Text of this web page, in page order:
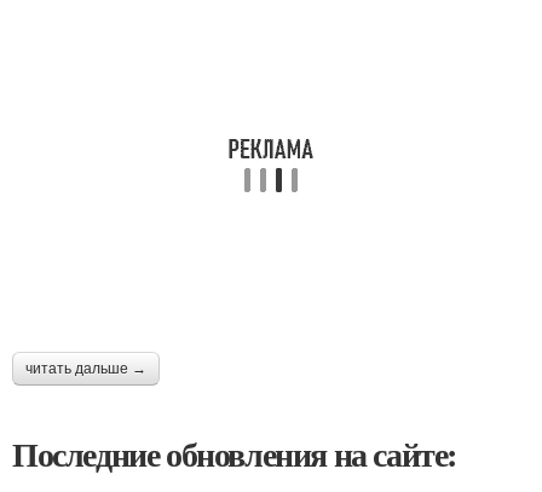
читать дальше →
Последние обновления на сайте: